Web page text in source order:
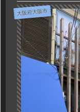
大阪府大阪市